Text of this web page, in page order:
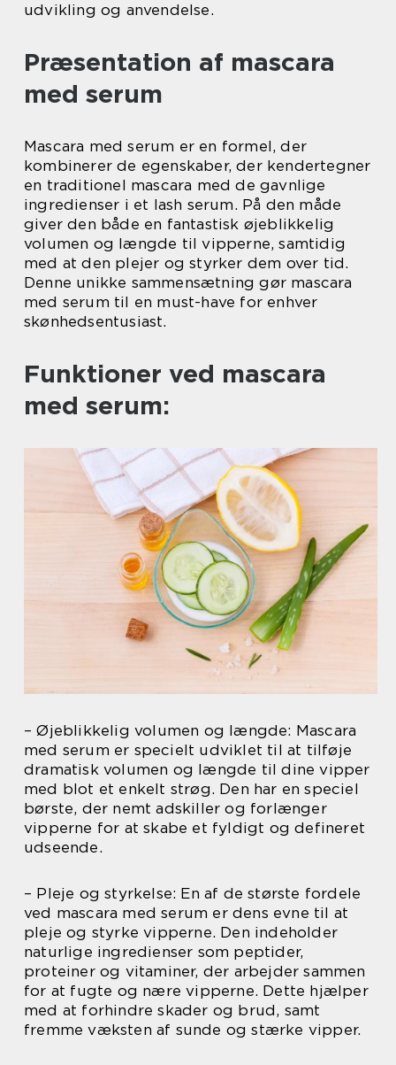
udvikling og anvendelse.
Præsentation af mascara
med serum
Mascara med serum er en formel, der
kombinerer de egenskaber, der kendertegner
en traditionel mascara med de gavnlige
ingredienser i et lash serum. På den måde
giver den både en fantastisk øjeblikkelig
volumen og længde til vipperne, samtidig
med at den plejer og styrker dem over tid.
Denne unikke sammensætning gør mascara
med serum til en must-have for enhver
skønhedsentusiast.
Funktioner ved mascara
med serum:
– Øjeblikkelig volumen og længde: Mascara
med serum er specielt udviklet til at tilføje
dramatisk volumen og længde til dine vipper
med blot et enkelt strøg. Den har en speciel
børste, der nemt adskiller og forlænger
vipperne for at skabe et fyldigt og defineret
udseende.
– Pleje og styrkelse: En af de største fordele
ved mascara med serum er dens evne til at
pleje og styrke vipperne. Den indeholder
naturlige ingredienser som peptider,
proteiner og vitaminer, der arbejder sammen
for at fugte og nære vipperne. Dette hjælper
med at forhindre skader og brud, samt
fremme væksten af sunde og stærke vipper.